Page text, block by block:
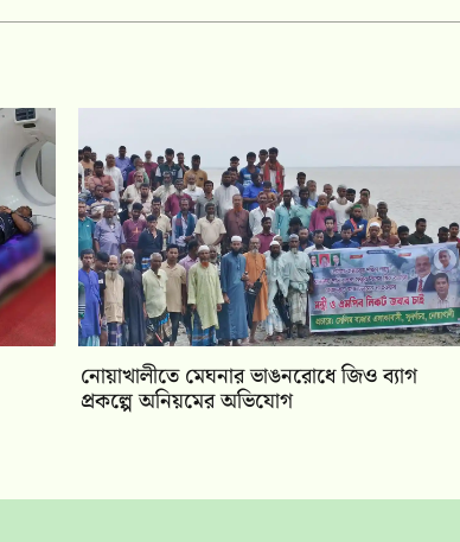
নোয়াখালীতে মেঘনার ভাঙনরোধে জিও ব্যাগ
প্রকল্পে অনিয়মের অভিযোগ